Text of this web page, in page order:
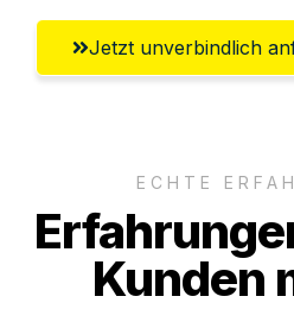
Jetzt unverbindlich
ECHTE
Kunden